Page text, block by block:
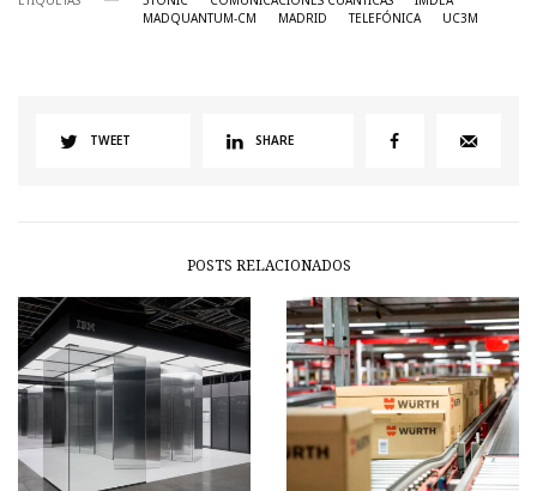
MADQUANTUM-CM
MADRID TELEFÓNICA UC3M
TWEET SHARE
POSTS RELACIONADOS